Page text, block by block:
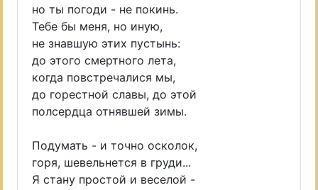
но ты погоди - не покинь.
Тебе бы меня, но иную,
не знавшую этих пустынь:
до этого смертного лета,
когда повстречалися мы,
до горестной славы, до этой
полсердца отнявшей зимы.
Подумать - и точно осколок,
горя, шевельнется в груди...
Я стану простой и веселой -